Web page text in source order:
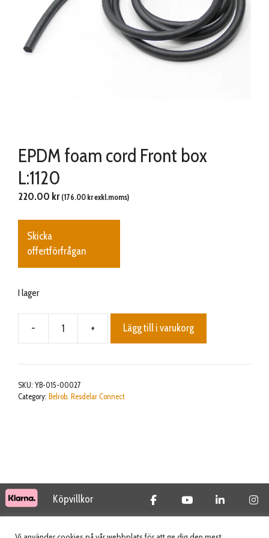
EPDM foam cord Front box
L:1120
220.00 kr (176.00 krexkl.moms)
Skicka
offertförfrågan
I lager
-
EPDM
cord
box
+ Lägg till i varukorg
SKU: YB-015-00027
Category: Belrob. Resdelar Connect
Köpvillkor
© 2026 Tidab AB - All Rights Reserved